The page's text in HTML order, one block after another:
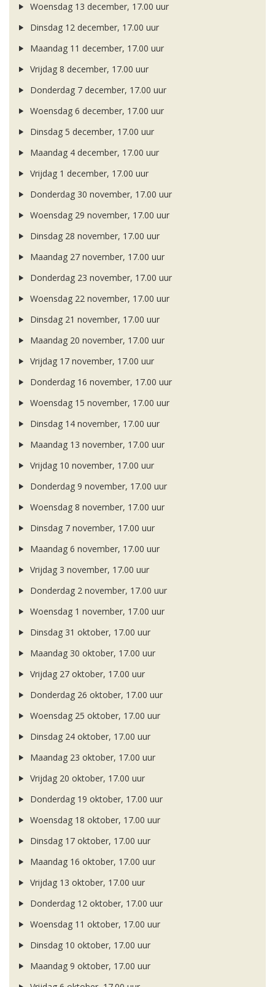
Woensdag 13 december, 17.00 uur
Dinsdag 12 december, 17.00 uur
Maandag 11 december, 17.00 uur
Vrijdag 8 december, 17.00 uur
Donderdag 7 december, 17.00 uur
Woensdag 6 december, 17.00 uur
Dinsdag 5 december, 17.00 uur
Maandag 4 december, 17.00 uur
Vrijdag 1 december, 17.00 uur
Donderdag 30 november, 17.00 uur
Woensdag 29 november, 17.00 uur
Dinsdag 28 november, 17.00 uur
Maandag 27 november, 17.00 uur
Donderdag 23 november, 17.00 uur
Woensdag 22 november, 17.00 uur
Dinsdag 21 november, 17.00 uur
Maandag 20 november, 17.00 uur
Vrijdag 17 november, 17.00 uur
Donderdag 16 november, 17.00 uur
Woensdag 15 november, 17.00 uur
Dinsdag 14 november, 17.00 uur
Maandag 13 november, 17.00 uur
Vrijdag 10 november, 17.00 uur
Donderdag 9 november, 17.00 uur
Woensdag 8 november, 17.00 uur
Dinsdag 7 november, 17.00 uur
Maandag 6 november, 17.00 uur
Vrijdag 3 november, 17.00 uur
Donderdag 2 november, 17.00 uur
Woensdag 1 november, 17.00 uur
Dinsdag 31 oktober, 17.00 uur
Maandag 30 oktober, 17.00 uur
Vrijdag 27 oktober, 17.00 uur
Donderdag 26 oktober, 17.00 uur
Woensdag 25 oktober, 17.00 uur
Dinsdag 24 oktober, 17.00 uur
Maandag 23 oktober, 17.00 uur
Vrijdag 20 oktober, 17.00 uur
Donderdag 19 oktober, 17.00 uur
Woensdag 18 oktober, 17.00 uur
Dinsdag 17 oktober, 17.00 uur
Maandag 16 oktober, 17.00 uur
Vrijdag 13 oktober, 17.00 uur
Donderdag 12 oktober, 17.00 uur
Woensdag 11 oktober, 17.00 uur
Dinsdag 10 oktober, 17.00 uur
Maandag 9 oktober, 17.00 uur